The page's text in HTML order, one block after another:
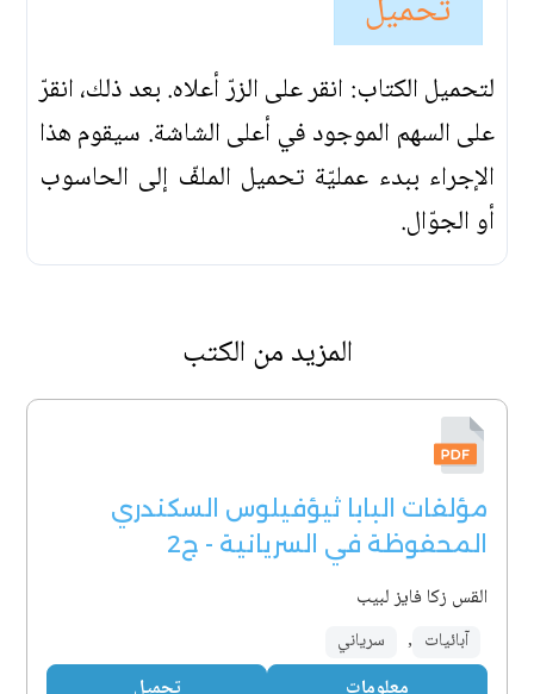
تحميل
لتحميل الكتاب: انقر على الزرّ أعلاه. بعد ذلك، انقرّ
على السهم الموجود في أعلى الشاشة. سيقوم هذا
الإجراء ببدء عمليّة تحميل الملفّ إلى الحاسوب
أو الجوّال.
المزيد من الكتب
مؤلفات البابا ثيؤفيلوس السكندري
المحفوظة في السريانية - ج2
القس زكا فايز لبيب
آبائيات , سرياني